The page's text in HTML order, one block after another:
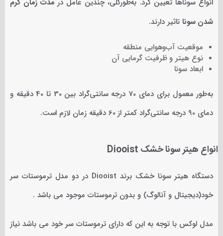
انواع سوناها تعیین کرد. به‌طورکلی، چندین عامل درمدت زمان گرم
شدن سوناتاثیر دارند.
موقعیت آب‌وهوایی منطقه
نوع هیتر و ظرفیت گرمایی آن
ابعاد سونا
به‌طور معمول برای دمای 70 درجه سانتی‌گراد بین 30 تا 40 دقیقه و
دمای 90 درجه سانتی‌گراد کمتر از 60 دقیقه زمان لازم است.
انواع هیتر سونا خشک Diooist
دستگاه هیتر سونا خشک برند Diooist در دو مدل ترموستات سر
خود(دیجیتال و آنالوگ) و بدون ترموستات موجود می باشد .
مدل لوکس با توجه به این که دارای ترموستات سر خود می باشد نیاز